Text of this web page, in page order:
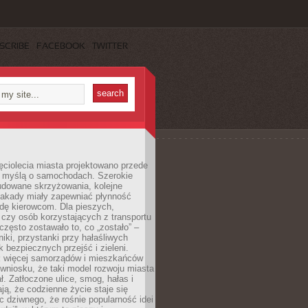
FACEBOOK TWITTER
miasta projektowano przede
o samochodach. Szerokie
skrzyżowania, kolejne
miały zapewniać płynność
kierowcom. Dla pieszych,
czy osób korzystających z transportu
zostawało to, co „zostało” –
przystanki przy hałaśliwych
bezpiecznych przejść i zieleni.
więcej samorządów i mieszkańców
że taki model rozwoju miasta
Zatłoczone ulice, smog, hałas i
że codzienne życie staje się
dziwnego, że rośnie popularność idei